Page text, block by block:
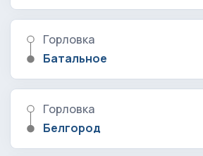
Горловка
Батальное
Горловка
Белгород